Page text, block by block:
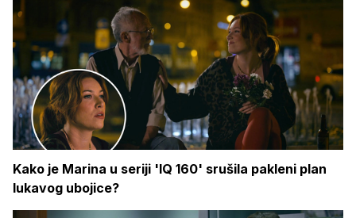
Kako je Marina u seriji 'IQ 160' srušila pakleni plan
lukavog ubojice?